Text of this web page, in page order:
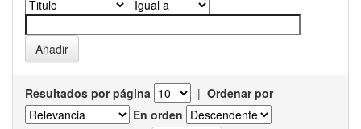
Resultados por página | Ordenar por
En orden